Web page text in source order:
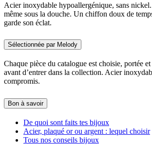
Acier inoxydable hypoallergénique, sans
même sous la douche. Un chiffon doux de
garde son éclat.
Sélectionnée par Melody
Chaque pièce du catalogue est choisie, portée
avant d’entrer dans la collection. Acier
compromis.
Bon à savoir
De quoi sont faits tes bijoux
Acier, plaqué or ou argent : lequel choisir
Tous nos conseils bijoux